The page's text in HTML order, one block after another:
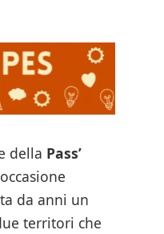
della Pass’
da anni un
territori che